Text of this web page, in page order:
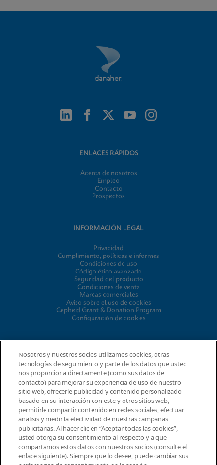
ENLACES RÁPIDOS
Acerca de nosotros
Empleo
Contacto
Prospectos
INFORMACIÓN LEGAL
Privacidad
Cumplimiento, políticas e informes
Condiciones de uso
Código ético avanzado
Seguridad del producto
Condiciones de venta
Marcas comerciales
Aviso sobre el uso de cookies
Cepheid Grant & Donation Program
Configuración de cookies
Acuerdo para el procesamiento de datos
Comunidad de socios
Términos y condiciones de seguridad de la información
© 2026 Cepheid. Cepheid®, el logotipo de Cepheid,
GeneXpert®, Xpert® e I-CORE® son marcas comerciales de
Cepheid, registradas en los EE. UU. y otros países.
Nosotros y nuestros socios utilizamos cookies, otras
tecnologías de seguimiento y parte de los datos que usted
nos proporciona directamente (como sus datos de
contacto) para mejorar su experiencia de uso de nuestro
sitio web, ofrecerle publicidad y contenido personalizado
basado en su interacción con este y otros sitios web,
permitirle compartir contenido en redes sociales, efectuar
análisis y medir la efectividad de nuestras campañas
publicitarias. Al hacer clic en “Aceptar todas las cookies”,
usted otorga su consentimiento al respecto y a que
compartamos estos datos con nuestros socios (consulte el
enlace siguiente). Siempre que lo desee, puede cambiar sus